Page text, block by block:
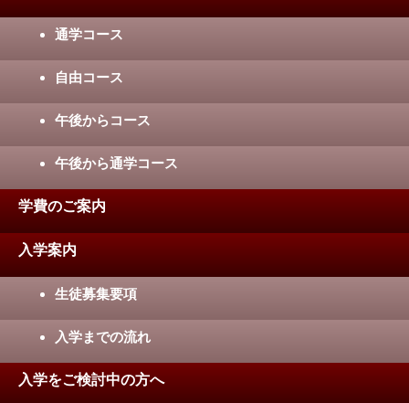
通学コース
自由コース
午後からコース
午後から通学コース
学費のご案内
入学案内
生徒募集要項
入学までの流れ
入学をご検討中の方へ